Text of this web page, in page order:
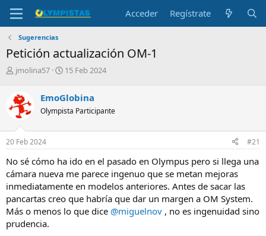
Acceder Regístrate
Sugerencias
Petición actualización OM-1
I
c
i
d
o
d
e
l
t
e
a
jmolina57
F
h
a
e
i
c
i
o
15 Feb 2024
EmoGlobina
Olympista Participante
20 Feb 2024 #21
No sé cómo ha ido en el pasado en Olympus pero si llega una
cámara nueva me parece ingenuo que se metan mejoras
inmediatamente en modelos anteriores. Antes de sacar las
pancartas creo que habría que dar un margen a OM System.
Más o menos lo que dice @miguelnov , no es ingenuidad sino
prudencia.